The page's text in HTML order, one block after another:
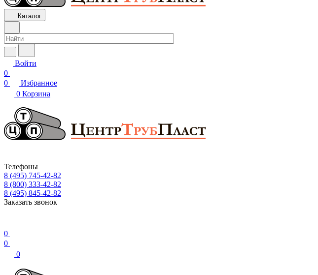
Каталог
Войти
0
0
Избранное
0 Корзина
Телефоны
8 (495) 745-42-82
8 (800) 333-42-82
8 (495) 845-42-82
Заказать звонок
0
0
0